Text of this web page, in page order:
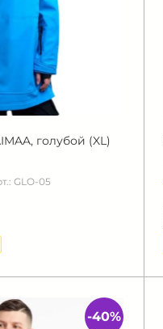
голубой (XL)
GLO-05
-40%